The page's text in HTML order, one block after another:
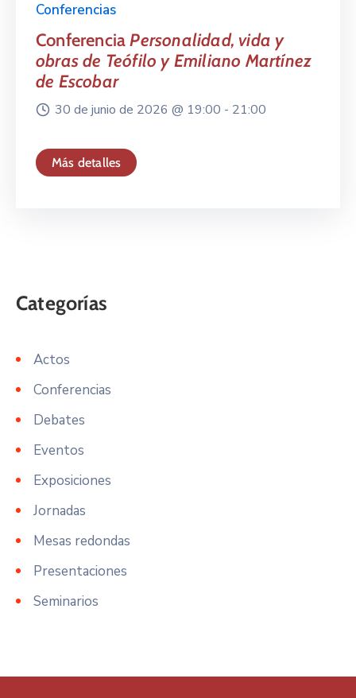
Conferencias
ConferenciaPersonalidad, vida y
obras de Teófilo y Emiliano Martínez
de Escobar
30 de junio de 2026 @ 19:00 - 21:00
Más detalles
Actos
Conferencias
Debates
Eventos
Exposiciones
Jornadas
Mesas redondas
Presentaciones
Seminarios